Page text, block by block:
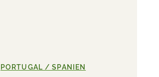
PORTUGAL / SPANIEN